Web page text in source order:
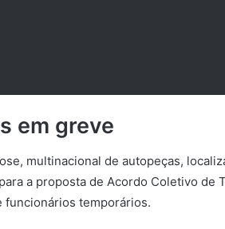
em greve
multinacional de autopeças,
a proposta de Acordo Coletivo de
funcionários temporários.